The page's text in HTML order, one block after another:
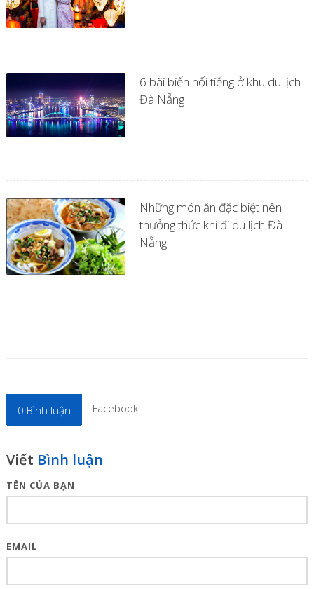
6 bãi biển nổi tiếng ở khu du lịch
Đà Nẵng
Những món ăn đặc biệt nên
thưởng thức khi đi du lịch Đà
Nẵng
0 Bình luận Facebook
Viết Bình luận
TÊN CỦA BẠN
EMAIL